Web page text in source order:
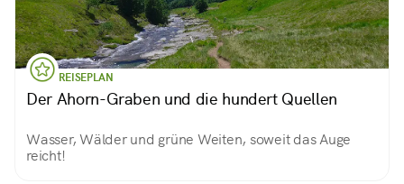
REISEPLAN
Der Ahorn-Graben und die hundert Quellen
Wasser, Wälder und grüne Weiten, soweit das Auge
reicht!